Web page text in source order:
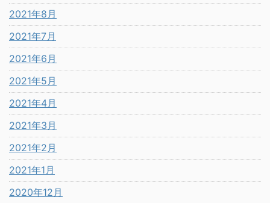
2021年8月
2021年7月
2021年6月
2021年5月
2021年4月
2021年3月
2021年2月
2021年1月
2020年12月